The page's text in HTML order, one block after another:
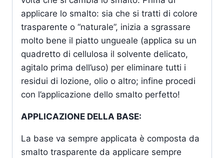
applicare lo smalto: sia che si tratti di colore
trasparente o “naturale”, inizia a sgrassare
molto bene il piatto ungueale (applica su un
quadretto di cellulosa il solvente delicato,
agitalo prima dell’uso) per eliminare tutti i
residui di lozione, olio o altro; infine procedi
con l’applicazione dello smalto perfetto!
APPLICAZIONE DELLA BASE:
La base va sempre applicata è composta da
smalto trasparente da applicare sempre